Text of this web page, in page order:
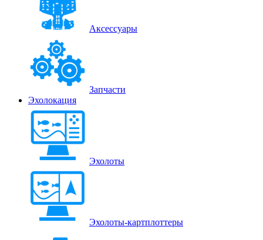
Аксессуары
Запчасти
Эхолокация
Эхолоты
Эхолоты-картплоттеры